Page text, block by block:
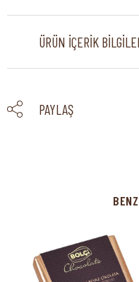
ÜRÜN İÇERIK
PAYLAŞ